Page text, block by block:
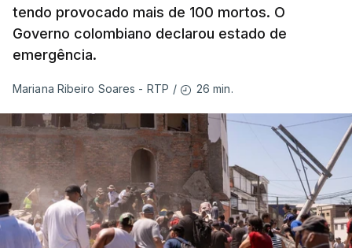
tendo provocado mais de 100 mortos. O
Governo colombiano declarou estado de
emergência.
Mariana Ribeiro Soares - RTP / 26 min.